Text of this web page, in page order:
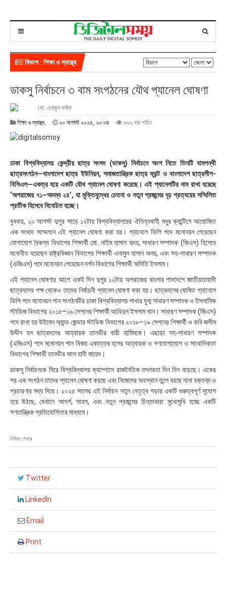
বিভাগ : শিক্ষা ও স্বাস্থ্য
ডাকসু নির্বাচনে ৩ বাম সংগঠনের যৌথ প্যানেল ঘোষণা
মো. এনামুল করিম
শিক্ষা ও স্বাস্থ্য, ২০ অগাস্ট ২০২৫, ২০:৩৪
স্ট
২
০
২
৫
০
:
৩
৪
৯৬২ বার পঠিত
ঢাকা বিশ্ববিদ্যালয় কেন্দ্রীয় ছাত্র সংসদ (ডাকসু) নির্বাচনে অংশ নিতে তিনটি বামপন্থী
ছাত্রসংগঠন—বাংলাদেশ ছাত্র ইউনিয়ন, সমাজতান্ত্রিক ছাত্র ফ্রন্ট ও বাংলাদেশ ছাত্রলীগ-
বিসিএল—একত্র হয়ে একটি যৌথ প্যানেল ঘোষণা করেছে। এই প্যানেলটির নাম রাখা হয়েছে
‘অপরাজেয় ৭১–অদম্য ২৪’, যা মুক্তিযুদ্ধের চেতনা ও নতুন প্রজন্মের দৃঢ় প্রত্যয়ের সম্মিলিত
প্রতীক হিসেবে বিবেচিত হচ্ছে।
বুধবার, ২০ আগস্ট দুপুর সাড়ে ১২টায় বিশ্ববিদ্যালয়ের ঐতিহ্যবাহী মধুর ক্যান্টিনে আয়োজিত
এক সংবাদ সম্মেলনে এই প্যানেল ঘোষণা করা হয়। প্যানেলে ভিপি পদে মনোনয়ন পেয়েছেন
যোগাযোগ বৈকল্য বিভাগের শিক্ষার্থী মো. নাইম হাসান হৃদয়, সাধারণ সম্পাদক (জিএস) হিসেবে
মনোনীত হয়েছেন রাষ্ট্রবিজ্ঞান বিভাগের শিক্ষার্থী এনামুল হাসান অনয়, এবং সহ-সাধারণ সম্পাদক
(এজিএস) পদে মনোনয়ন পেয়েছেন দর্শন বিভাগের শিক্ষার্থী অদিতি ইসলাম।
এই প্যানেল ঘোষণার আগে একই দিন দুপুর ১২টায় অপরাজেয় বাংলার পাদদেশে জাতীয়তাবাদী
ছাত্রদলের পক্ষ থেকেও তাদের নির্বাচনী প্যানেল ঘোষণা করা হয়। ছাত্রদলের ঘোষিত প্যানেলে
ভিপি পদে মনোনয়ন পান সংগঠনটির ঢাকা বিশ্ববিদ্যালয় শাখার যুগ্ম সাধারণ সম্পাদক ও ইসলামিক
স্টাডিজ বিভাগের ২০১৫–১৬ সেশনের শিক্ষার্থী আবিদুল ইসলাম খান। সাধারণ সম্পাদক (জিএস)
পদে রাখা হয় উইমেন অ্যান্ড জেন্ডার স্টাডিজ বিভাগের ২০১৮–১৯ সেশনের শিক্ষার্থী ও কবি জসীম
উদ্দীন হল ছাত্রদলের আহ্বায়ক তানভীর বারী হামিমকে। এছাড়া সহ-সাধারণ সম্পাদক
(এজিএস) পদে মনোনয়ন পান বিজয় একাত্তর হলের আহ্বায়ক ও গণযোগাযোগ ও সাংবাদিকতা
বিভাগের শিক্ষার্থী তানভীর আল হাদী মায়েদ।
ডাকসু নির্বাচনকে ঘিরে বিশ্ববিদ্যালয় ক্যাম্পাসে রাজনৈতিক তৎপরতা দিন দিন বাড়ছে। একের
পর এক সংগঠন তাদের প্যানেল ঘোষণা করছে এবং নিজেদের অবস্থান তুলে ধরছে নানা বক্তব্য ও
প্রচারণার মধ্য দিয়ে। ২০২৫ সালের এই নির্বাচন নতুন নেতৃত্ব গড়ার একটি গুরুত্বপূর্ণ সুযোগ
হয়ে উঠছে, যেখানে আদর্শ, সাহস, এবং নতুন প্রজন্মের চিন্তাধারা মুখোমুখি হচ্ছে একটি
গণতান্ত্রিক প্রতিযোগিতার মাধ্যমে।
নিউজ শেয়ার
Twitter
LinkedIn
Email
Print